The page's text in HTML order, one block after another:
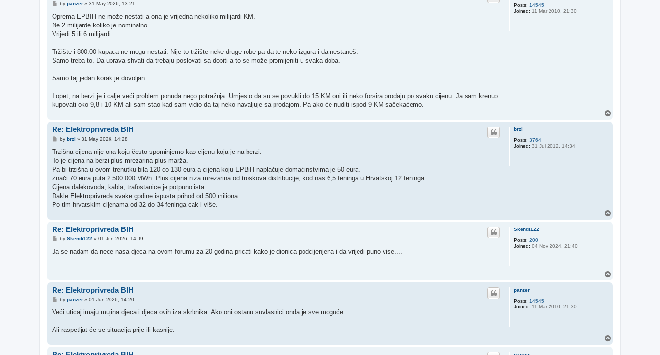
Posts: 14545
Joined: 11 Mar 2010, 21:30
P
s
t
by panzer» 31 May 2026, 13:21
Oprema EPBIH ne može nestati a ona je vrijedna nekoliko milijardi KM.
Ne 2 milijarde koliko je nominalno.
Vrijedi 5 ili 6 milijardi.
Tržište i 800.00 kupaca ne mogu nestati. Nije to tržište neke druge robe pa da te neko izgura i da nestaneš.
Samo treba to. Da uprava shvati da trebaju poslovati sa dobiti a to se može promijeniti u svaka doba.
Samo taj jedan korak je dovoljan.
I opet, na berzi je i dalje veći problem ponuda nego potražnja. Umjesto da su se povukli do 15 KM oni ili neko forsira prodaju po svaku cijenu. Ja sam krenuo
kupovati oko 9,8 i 10 KM ali sam stao kad sam vidio da taj neko navaljuje sa prodajom. Pa ako će nuditi ispod 9 KM sačekaćemo.
brzi
Posts: 3764
Joined: 31 Jul 2012, 14:34
Re: Elektroprivreda BIH
P
s
by brzi » 31 May 2026, 14:28
Trzišna cijena nije ona koju često spominjemo kao cijenu koja je na berzi.
To je cijena na berzi plus mrezarina plus marža.
Pa bi trzišna u ovom trenutku bila 120 do 130 eura a cijena koju EPBiH naplaćuje domaćinstvima je 50 eura.
Znači 70 eura puta 2.500.000 MWh. Plus cijena niza mrezarina od troskova distribucije, kod nas 6,5 feninga u Hrvatskoj 12 feninga.
Cijena dalekovoda, kabla, trafostanice je potpuno ista.
Dakle Elektroprivreda svake godine ispusta prihod od 500 miliona.
Po tim hrvatskim cijenama od 32 do 34 feninga cak i više.
Skendi122
Posts: 200
Joined: 04 Nov 2024, 21:40
Re: Elektroprivreda BIH
P
s
by Skendi122 » 01 Jun 2026, 14:09
Ja se nadam da nece nasa djeca na ovom forumu za 20 godina pricati kako je dionica podcijenjena i da vrijedi puno vise....
panzer
Posts: 14545
Joined: 11 Mar 2010, 21:30
Re: Elektroprivreda BIH
P
s
by panzer» 01 Jun 2026, 14:20
Veći uticaj imaju mujina djeca i djeca ovih iza skrbnika. Ako oni ostanu suvlasnici onda je sve moguće.
Ali raspetljat će se situacija prije ili kasnije.